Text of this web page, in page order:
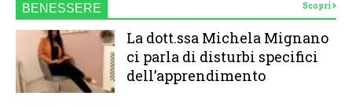
BENESSERE Scopri
La dott.ssa Michela Mignano
ci parla di disturbi specifici
dell’apprendimento